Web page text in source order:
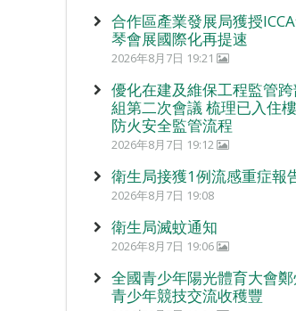
合作區產業發展局獲授
琴會展國際化再提速
2026年8月7日 19:21
優化在建及維保工程監管
組第二次會議 梳理已入住
防火安全監管流程
2026年8月7日 19:12
衛生局接獲1例流感重症報
2026年8月7日 19:08
衛生局滅蚊通知
2026年8月7日 19:06
全國青少年陽光體育大會
青少年競技交流收穫豐